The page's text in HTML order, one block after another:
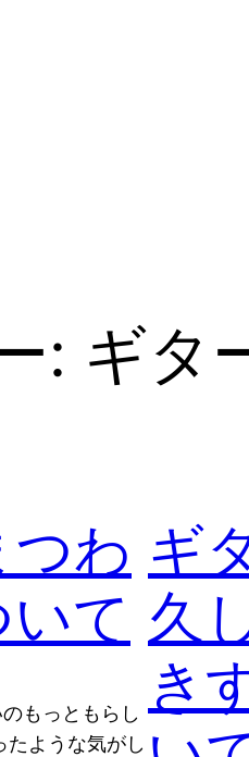
: ギタ
わ
て
もっともらし
たような気がし
ギ
久
き